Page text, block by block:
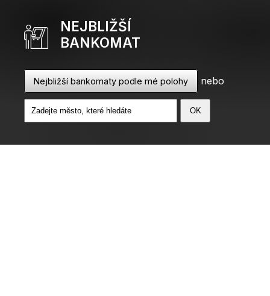
NEJBLIŽŠÍ
BANKOMAT
Nejbližší bankomaty podle mé polohy nebo